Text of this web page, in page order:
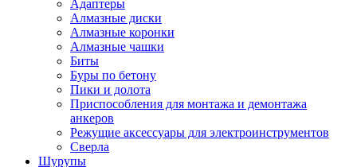
Адаптеры
Алмазные диски
Алмазные коронки
Алмазные чашки
Биты
Буры по бетону
Пики и долота
Приспособления для монтажа и демонтажа
анкеров
Режущие аксессуары для электроинструментов
Сверла
Шурупы